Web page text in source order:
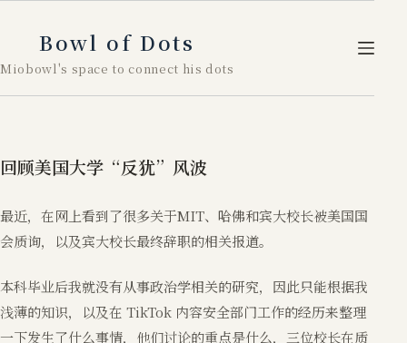
容
Bowl of Dots
Miobowl's space to connect his dots
回顾美国大学“反犹”风波
最近，在网上看到了很多关于MIT、哈佛和宾大校长被美国国
会质询，以及宾大校长最终辞职的相关报道。
本科毕业后我就没有从事政治学相关的研究，因此只能根据我
浅薄的知识，以及在 TikTok 内容安全部门工作的经历来整理
一下发生了什么事情，他们讨论的重点是什么，三位校长在质